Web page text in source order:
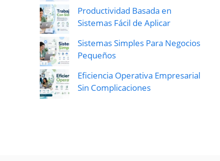
Productividad Basada en
Sistemas Fácil de Aplicar
Sistemas Simples Para Negocios
Pequeños
Eficiencia Operativa Empresarial
Sin Complicaciones